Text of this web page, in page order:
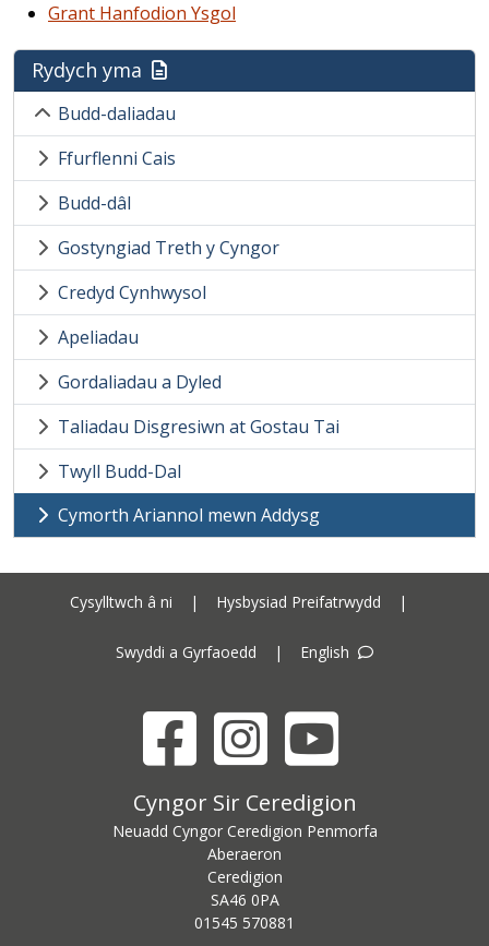
Grant Hanfodion Ysgol
Rydych yma
Budd-daliadau
Ffurflenni Cais
Budd-dâl
Gostyngiad Treth y Cyngor
Credyd Cynhwysol
Apeliadau
Gordaliadau a Dyled
Taliadau Disgresiwn at Gostau Tai
Twyll Budd-Dal
Cymorth Ariannol mewn Addysg
Cysylltwch â ni | Hysbysiad Preifatrwydd |
Swyddi a Gyrfaoedd | English
FacebookInstagramYouTube
Cyngor Sir Ceredigion addressCyngor Sir Ceredigion
Neuadd Cyngor Ceredigion Penmorfa
Aberaeron
Ceredigion
SA46 0PA
Ceredigion County Council call centre phone number
01545 570881